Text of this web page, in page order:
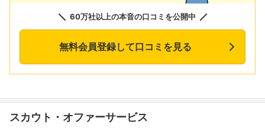
フォローしました
こちらの企業もフォローしませんか？
60万社以上の本音の口コミを公開中
無料会員登録して口コミを見る
スカウト・オファーサービス